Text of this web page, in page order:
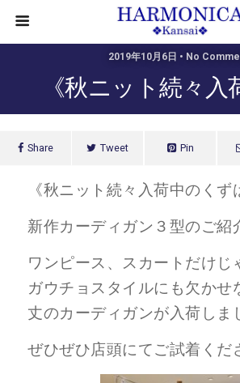
2019年10月6日 • No
《秋ニット続々入
Share Tweet Pin
《秋ニット続々入荷中のくず
新作カーディガン３型のご紹
ワンピース、スカートだけじ
ガウチョスタイルにも欠かせ
丈のカーディガンが入荷しま
ぜひぜひ店頭にてご試着くだ